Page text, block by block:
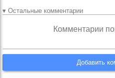
▾ Остальные комментарии
Комментарии
Добавить